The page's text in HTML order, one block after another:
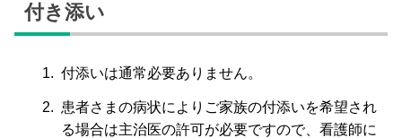
付き添い
付添いは通常必要ありません。
患者さまの病状によりご家族の付添いを希望され
る場合は主治医の許可が必要ですので、看護師に